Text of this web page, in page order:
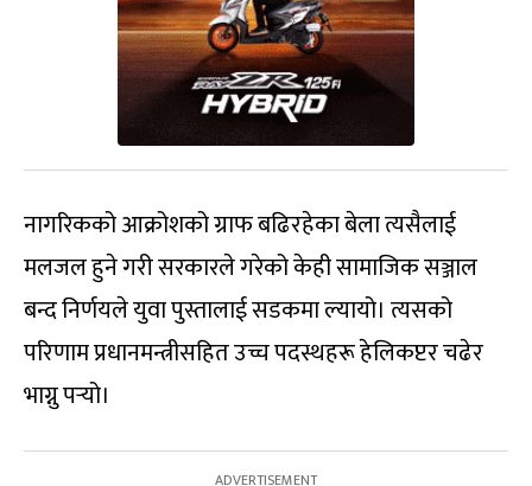
नागरिकको आक्रोशको ग्राफ बढिरहेका बेला त्यसैलाई
मलजल हुने गरी सरकारले गरेको केही सामाजिक सञ्जाल
बन्द निर्णयले युवा पुस्तालाई सडकमा ल्यायो। त्यसको
परिणाम प्रधानमन्त्रीसहित उच्च पदस्थहरू हेलिकप्टर चढेर
भाग्नु पर्‍यो।